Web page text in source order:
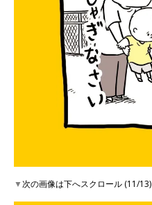
▼次の画像は下へスクロール (11/13)